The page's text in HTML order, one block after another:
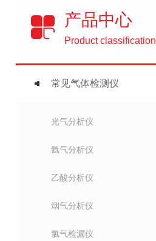
产品中心
Product classification
常见气体检测仪
光气分析仪
氩气分析仪
乙酸分析仪
烟气分析仪
氯气检漏仪